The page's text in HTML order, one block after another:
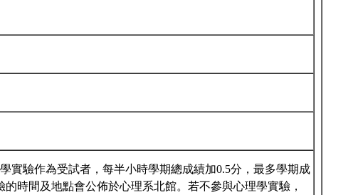
實驗作為受試者，每半小時學期總成績加0.5分，最多學期成
的時間及地點會公佈於心理系北館。若不參與心理學實驗，